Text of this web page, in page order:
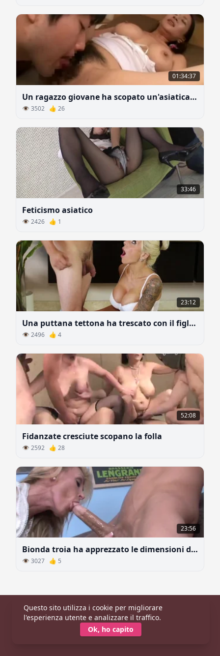
01:34:37
Un ragazzo giovane ha scopato un'asiatica sposata
👁 3502 👍 26
33:46
Feticismo asiatico
👁 2426 👍 1
23:12
Una puttana tettona ha trescato con il figlio di un ricco amante
👁 2496 👍 4
52:08
Fidanzate cresciute scopano la folla
👁 2592 👍 28
23:56
Bionda troia ha apprezzato le dimensioni del cazzo del fidanzato della sorella minore
👁 3027 👍 5
Principale |Categorie|Modelle
© 2026 CaldaDonna.com
Tutti i modelli hanno più di 18 anni (Conformità 18 USC 2257).
Questo sito utilizza i cookie per migliorare
l'esperienza utente e analizzare il traffico.
Ok, ho capito